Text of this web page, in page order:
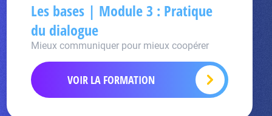
Les bases | Module 3 : Pratique
du dialogue
Mieux communiquer pour mieux coopérer
VOIR LA FORMATION